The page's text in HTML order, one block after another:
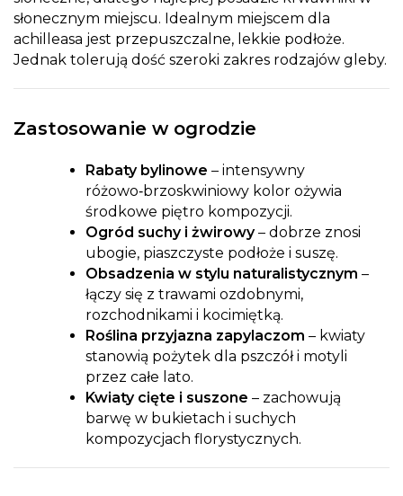
słonecznym miejscu. Idealnym miejscem dla
achilleasa jest przepuszczalne, lekkie podłoże.
Jednak tolerują dość szeroki zakres rodzajów gleby.
Zastosowanie w ogrodzie
Rabaty bylinowe – intensywny
różowo‑brzoskwiniowy kolor ożywia
środkowe piętro kompozycji.
Ogród suchy i żwirowy– dobrze znosi
ubogie, piaszczyste podłoże i suszę.
Obsadzenia w stylu naturalistycznym –
łączy się z trawami ozdobnymi,
rozchodnikami i kocimiętką.
Roślina przyjazna zapylaczom – kwiaty
stanowią pożytek dla pszczół i motyli
przez całe lato.
Kwiaty cięte i suszone – zachowują
barwę w bukietach i suchych
kompozycjach florystycznych.